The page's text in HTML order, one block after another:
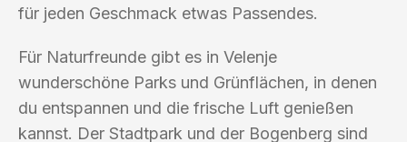
für jeden Geschmack etwas Passendes.
Für Naturfreunde gibt es in Velenje
wunderschöne Parks und Grünflächen, in denen
du entspannen und die frische Luft genießen
kannst. Der Stadtpark und der Bogenberg sind